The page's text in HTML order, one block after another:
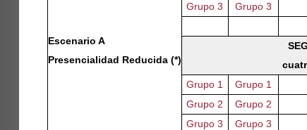
Escenario A
Presencialidad Reducida (*)
Grupo 3
Grupo 3
Grupo 1
Grupo 1
Grupo 2
Grupo 2
Grupo 3
Grupo 3